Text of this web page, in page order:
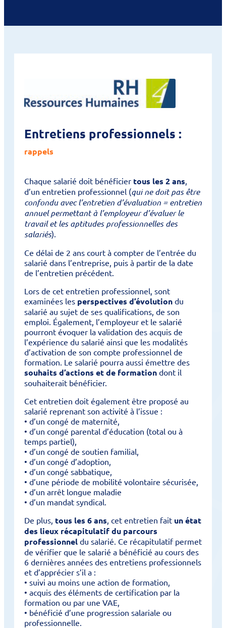
Entretiens professionnels :
rappels
Chaque salarié doit bénéficier tous les 2 ans
d’un entretien professionnel (qui ne doit pas être
confondu avec l’entretien d’évaluation = entretien
annuel permettant à l’employeur d’évaluer le
travail et les aptitudes professionnelles des
salariés).
Ce délai de 2 ans court à compter de l’entrée du
salarié dans l’entreprise, puis à partir de la date
de l’entretien précédent.
Lors de cet entretien professionnel, sont
examinées les perspectives d’évolution du
salarié au sujet de ses qualifications, de son
emploi. Également, l’employeur et le salarié
pourront évoquer la validation des acquis de
l’expérience du salarié ainsi que les modalités
d’activation de son compte professionnel de
formation. Le salarié pourra aussi émettre des
souhaits d’actions et de formation dont il
souhaiterait bénéficier.
Cet entretien doit également être proposé au
salarié reprenant son activité à l’issue :
• d’un congé de maternité,
• d’un congé parental d’éducation (total ou à
temps partiel),
• d’un congé de soutien familial,
• d’un congé d’adoption,
• d’un congé sabbatique,
• d’une période de mobilité volontaire sécurisée,
• d’un arrêt longue maladie
• d’un mandat syndical.
De plus, tous les 6 ans , cet entretien fait un état
des lieux récapitulatif du parcours
professionnel du salarié. Ce récapitulatif permet
de vérifier que le salarié a bénéficié au cours des
6 dernières années des entretiens professionnels
et d’apprécier s’il a :
• suivi au moins une action de formation,
• acquis des éléments de certification par la
formation ou par une VAE,
• bénéficié d’une progression salariale ou
professionnelle.